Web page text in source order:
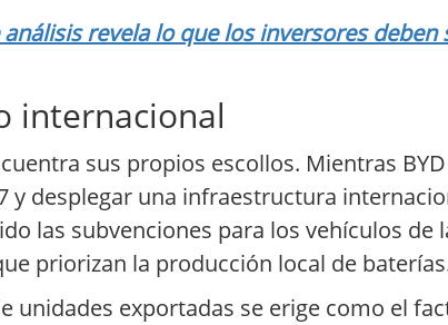
revela lo que los inversores deben
internacional
sus propios escollos. Mientras
y desplegar una infraestructura
las subvenciones para los vehículos de
priorizan la producción local de
unidades exportadas se erige como el